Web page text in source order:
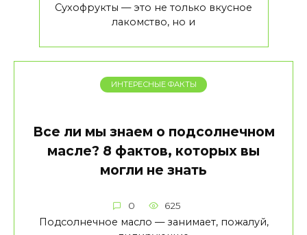
Сухофрукты — это не только вкусное
лакомство, но и
ИНТЕРЕСНЫЕ ФАКТЫ
Все ли мы знаем о подсолнечном
масле? 8 фактов, которых вы
могли не знать
0 625
Подсолнечное масло — занимает, пожалуй,